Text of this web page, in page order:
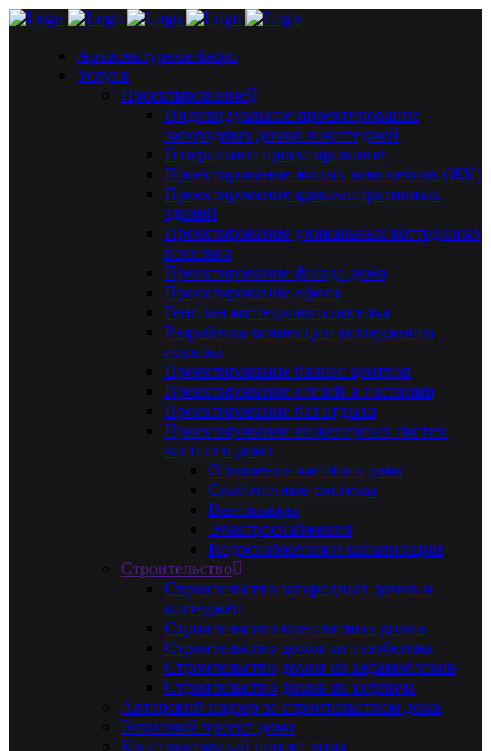
Архитектурное бюро
Услуги
Проектирование
Индивидуальное проектирование
загородных домов и коттеджей
Генеральное проектирование
Проектирование жилых комплексов (ЖК)
Проектирование административных
зданий
Проектирование уникальных коттеджных
поселков
Проектирование фасада дома
Проектирование офиса
Генплан коттеджного поселка
Разработка концепции коттеджного
поселка
Проектирование бизнес центров
Проектирование отелей и гостиниц
Проектирование баз отдыха
Проектирование инженерных систем
частного дома
Отопление частного дома
Слаботочные системы
Вентиляция
Электроснабжения
Водоснабжения и канализации
Строительство
Строительство загородных домов и
коттеджей
Строительство монолитных домов
Строительство домов из газобетона
Строительство домов из керамоблоков
Строительство домов из кирпича
Авторский надзор за строительством дома
Эскизный проект дома
Конструктивный проект дома